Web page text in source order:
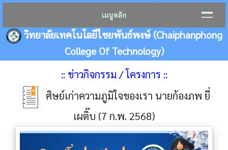
เมนูหลัก
วิทยาลัยเทคโนโลยีไชยพันธ์พงษ์ (Chaiphanphong
College Of Technology)
:: ข่าวกิจกรรม / โครงการ ::
ศิษย์เก่าความภูมิใจของเรา นายก้องภพ ยี่
เผติ๊บ (7 ก.พ. 2568)